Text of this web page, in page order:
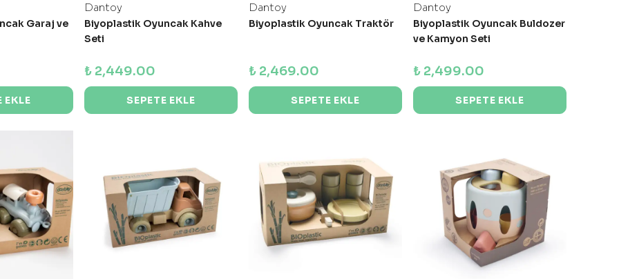
Garaj ve
EKLE
Dantoy
Biyoplastik Oyuncak Kahve
Seti
₺ 2,449.00
SEPETE EKLE
Dantoy
Biyoplastik Oyuncak Traktör
₺ 2,469.00
SEPETE EKLE
Dantoy
Biyoplastik Oyuncak Buldozer
ve Kamyon Seti
₺ 2,499.00
SEPETE EKLE